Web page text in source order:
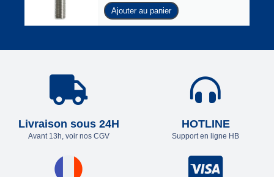
Ajouter au panier
Livraison sous 24H
Avant 13h, voir nos CGV
HOTLINE
Support en ligne HB